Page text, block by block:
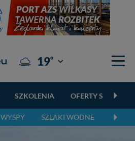
19° Giżycko
SZKOLENIA OFERTY
WYSPY SZLAKI WODNE